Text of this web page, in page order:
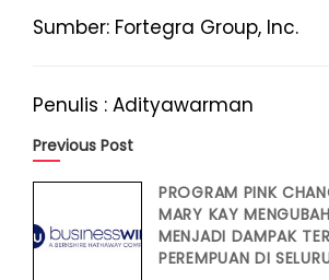
Sumber: Fortegra Group, Inc.
Penulis : Adityawarman
Previous Post
PROGRAM PINK
MARY KAY
MENJADI DAMPAK
PEREMPUAN DI